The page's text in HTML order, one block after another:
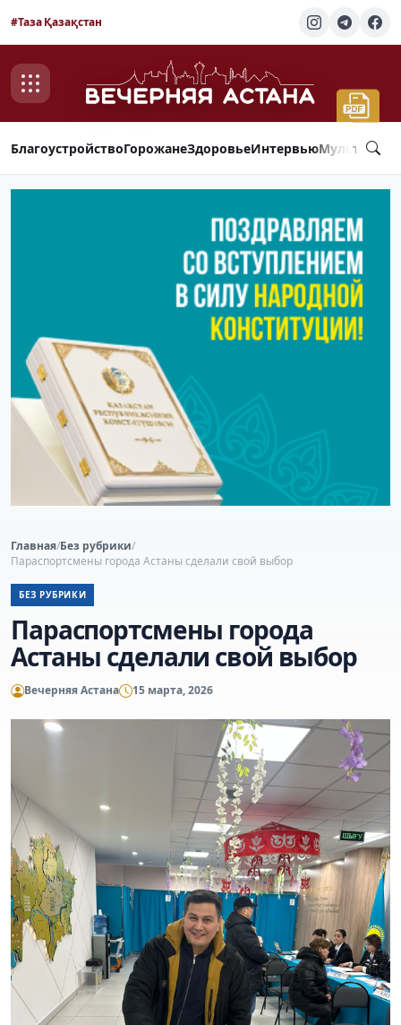
#Таза Қазақстан
БлагоустройствоГорожанеЗдоровьеИнтервью
Главная/Без рубрики/
Параспортсмены города Астаны сделали свой выбор
БЕЗ РУБРИКИ
Параспортсмены города
Астаны сделали свой выбор
Вечерняя Астана 15 марта, 2026